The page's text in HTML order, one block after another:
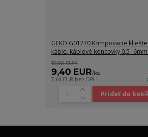
GEKO G01770 Krimpovacie
káble, káblové koncovky 0,5 -
15,00 EUR
9,40 EUR/ks
7,64 EUR bez DPH
Pridať do